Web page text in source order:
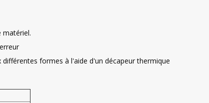
matériel.
formes à l'aide d'un décapeur thermique